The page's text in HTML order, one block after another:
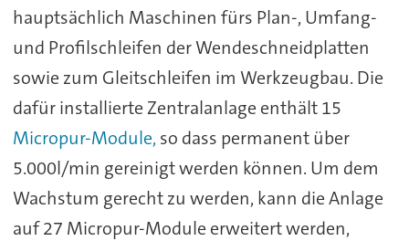
hauptsächlich Maschinen fürs Plan-, Umfang-
und Profilschleifen der Wendeschneidplatten
sowie zum Gleitschleifen im Werkzeugbau. Die
dafür installierte Zentralanlage enthält 15
Micropur-Module,so dass permanent über
5.000l/min gereinigt werden können. Um dem
Wachstum gerecht zu werden, kann die Anlage
auf 27 Micropur-Module erweitert werden,